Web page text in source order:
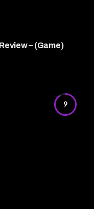
– (Game)
9